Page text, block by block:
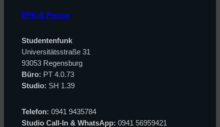
EPK & Presse
Studentenfunk
Universitätsstraße 31
93053 Regensburg
Büro: PT 4.0.73
Studio: SH 1.39
Telefon: 0941 9435784
Studio Call-In & WhatsApp: 0941 56959421